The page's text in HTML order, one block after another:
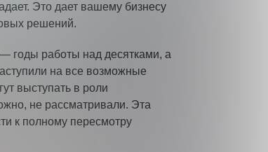
Это дает вашему бизнесу
решений.
— годы работы над десятками, а
на все возможные
выступать в роли
не рассматривали. Эта
к полному пересмотру